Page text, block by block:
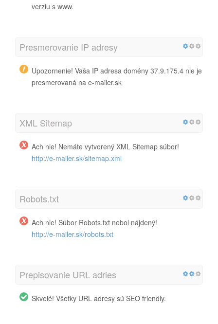
verziu s www.
Presmerovanie IP adresy
Upozornenie! Vaša IP adresa domény 37.9.175.4 nie je
presmerovaná na e-mailer.sk
XML Sitemap
Ach nie! Nemáte vytvorený XML Sitemap súbor!
http://e-mailer.sk/sitemap.xml
Robots.txt
Ach nie! Súbor Robots.txt nebol nájdený!
http://e-mailer.sk/robots.txt
Prepisovanie URL adries
Skvelé! Všetky URL adresy sú SEO friendly.